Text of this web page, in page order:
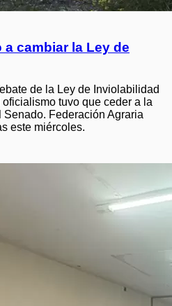
cambiar la Ley de
de la Ley de Inviolabilidad
tuvo que ceder a la
Federación Agraria
este miércoles.